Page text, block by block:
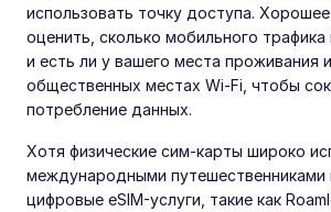
использовать точку доступа.
оценить, сколько мобильного трафика
и есть ли у вашего места проживания
общественных местах Wi-Fi, чтобы
потребление данных.
Хотя физические сим-карты широко
международными путешественниками
цифровые eSIM-услуги, такие как